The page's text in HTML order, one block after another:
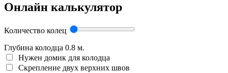
Онлайн калькулятор
Количество колец
Глубина колодца 0.8 м.
Нужен домик для колодца
Скрепление двух верхних швов